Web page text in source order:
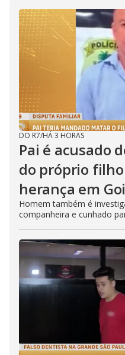
DO R7/HÁ 3 HORAS
Pai é acusado
do próprio
herança em
Homem também é
companheira e cunhado